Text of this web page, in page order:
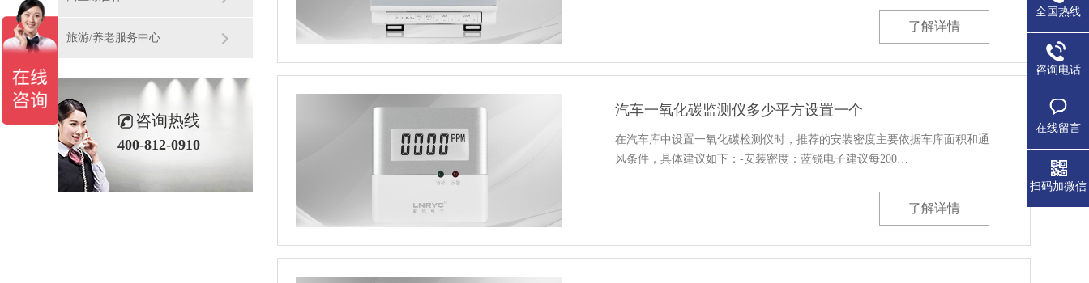
旅游/养老服务中心
咨询热线
400-812-0910
了解详情
汽车一氧化碳监测仪多少平方设置一个
在汽车库中设置一氧化碳检测仪时，推荐的安装密度主要依据车库面积和通
风条件，具体建议如下：-安装密度：蓝锐电子建议每200…
了解详情
全国热线
咨询电话
在线留言
扫码加微信